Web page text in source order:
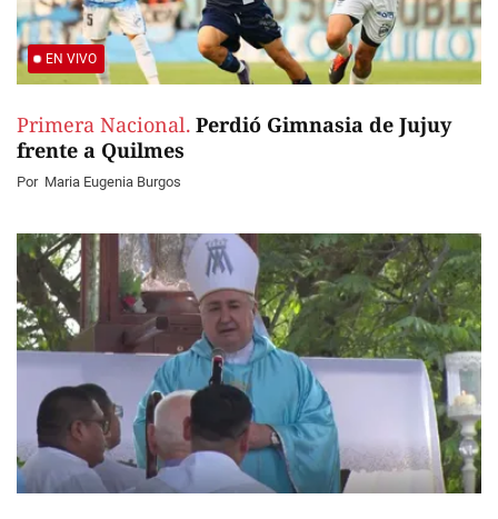
EN VIVO
Primera Nacional. Perdió Gimnasia de Jujuy
frente a Quilmes
Por Maria Eugenia Burgos